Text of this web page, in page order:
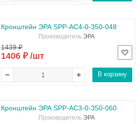
Кронштейн ЭРА SPP-AC4-0-350-048
Производитель ЭРА
1439 ₽
1406 ₽ /шт
В корзину
Кронштейн ЭРА SPP-AC3-0-350-060
Производитель ЭРА